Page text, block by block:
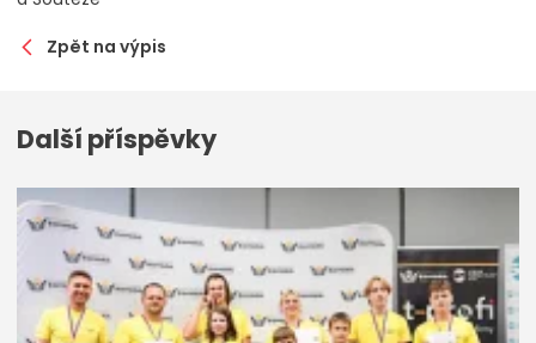
Zpět na výpis
Další příspěvky